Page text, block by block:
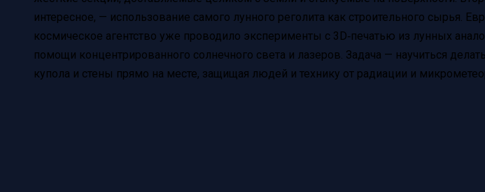
интересное, — использование самого лунного реголита как строительного сырья.
космическое агентство уже проводило эксперименты с 3D‑печатью из лунных
помощи концентрированного солнечного света и лазеров. Задача — научиться
купола и стены прямо на месте, защищая людей и технику от радиации и